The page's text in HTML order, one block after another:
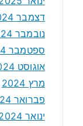
דצמבר 2024
נובמבר 2024
ספטמבר 2024
אוגוסט 2024
מרץ 2024
פברואר 2024
ינואר 2024